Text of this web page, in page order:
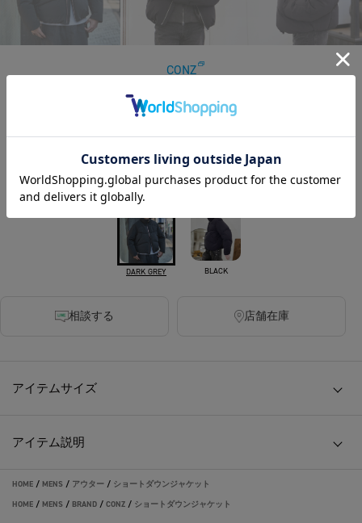
CONZ
ショートダウンジャケット
￥52,800
カラー
DARK GREY BLACK
相談する 店舗在庫
アイテムサイズ
アイテム説明
HOME / MENS / アウター / ショートダウンジャケット
HOME / MENS / BRAND / CONZ / ショートダウンジャケット